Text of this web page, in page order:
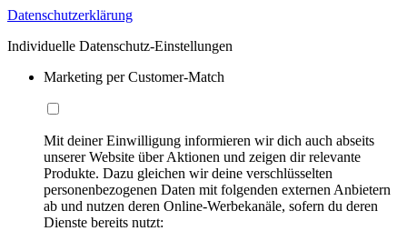
Datenschutzerklärung
Individuelle Datenschutz-Einstellungen
Marketing per Customer-Match
Mit deiner Einwilligung informieren wir dich auch abseits
unserer Website über Aktionen und zeigen dir relevante
Produkte. Dazu gleichen wir deine verschlüsselten
personenbezogenen Daten mit folgenden externen Anbietern
ab und nutzen deren Online-Werbekanäle, sofern du deren
Dienste bereits nutzt: